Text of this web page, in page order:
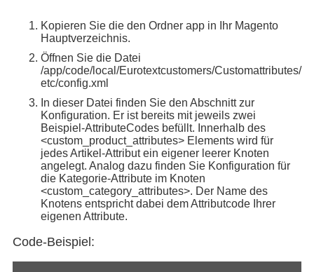
Kopieren Sie die den Ordner app in Ihr Magento
Hauptverzeichnis.
Öffnen Sie die Datei
/app/code/local/Eurotextcustomers/Customattributes/
etc/config.xml
In dieser Datei finden Sie den Abschnitt zur
Konfiguration. Er ist bereits mit jeweils zwei
Beispiel-AttributeCodes befüllt. Innerhalb des
<custom_product_attributes> Elements wird für
jedes Artikel-Attribut ein eigener leerer Knoten
angelegt. Analog dazu finden Sie Konfiguration für
die Kategorie-Attribute im Knoten
<custom_category_attributes>. Der Name des
Knotens entspricht dabei dem Attributcode Ihrer
eigenen Attribute.
Code-Beispiel: